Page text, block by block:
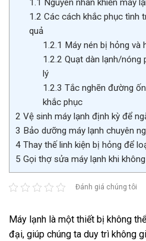
1.1 Nguyên nhân khiến máy
1.2 Các cách khắc phục tình
quả
1.2.1 Máy nén bị hỏng và
1.2.2 Quạt dàn lạnh/nóng
lý
1.2.3 Tắc nghẽn đường
khắc phục
2 Vệ sinh máy lạnh định kỳ để
3 Bảo dưỡng máy lạnh chuyên
4 Thay thế linh kiện bị hỏng để
5 Gọi thợ sửa máy lạnh khi
Đánh giá chúng tôi
Máy lạnh là một thiết bị không
đại, giúp chúng ta duy trì không